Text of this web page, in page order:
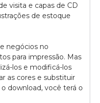
visita e capas de CD
de estoque
negócios no
para impressão. Mas
los e modificá-los
as cores e substituir
download, você terá o